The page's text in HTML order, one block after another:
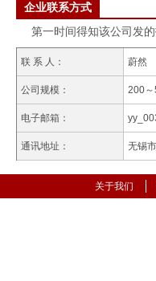
企业联系方式
第一时间得知该公司发
联 系 人： 蔚然
公司规模： 200～
电子邮箱：
通讯地址： 无锡
关于我们